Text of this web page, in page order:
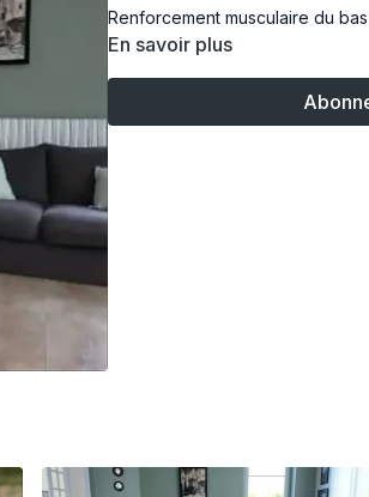
Renforcement musculaire du
En savoir plus